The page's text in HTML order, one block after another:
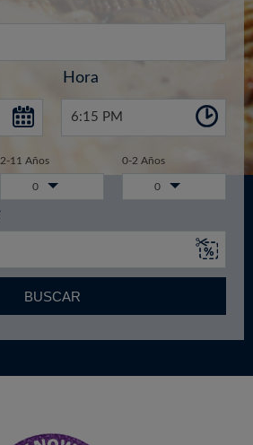
Hora
6:15 PM
2-11 Años 0-2 Años
0 0
BUSCAR